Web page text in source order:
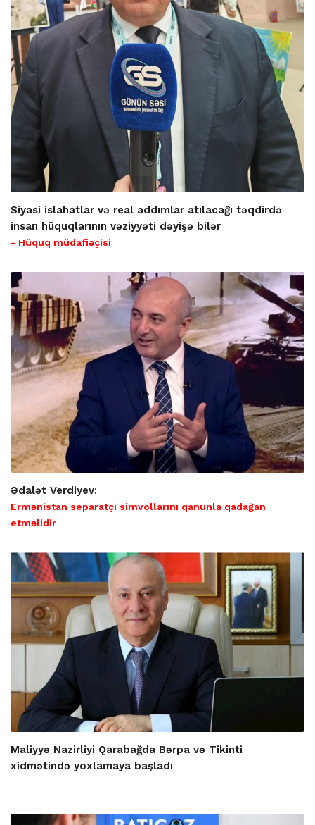
Siyasi islahatlar və real addımlar atılacağı təqdirdə
insan hüquqlarının vəziyyəti dəyişə bilər
- Hüquq müdafiəçisi
Ədalət Verdiyev:
Ermənistan separatçı simvollarını qanunla qadağan
etməlidir
Maliyyə Nazirliyi Qarabağda Bərpa və Tikinti
xidmətində yoxlamaya başladı